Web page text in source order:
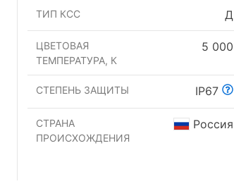
ТИП КСС Д
ЦВЕТОВАЯ
ТЕМПЕРАТУРА, К
5 000
СТЕПЕНЬ ЗАЩИТЫ IP67
СТРАНА
ПРОИСХОЖДЕНИЯ
Россия